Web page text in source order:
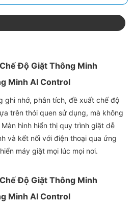
Độ Giặt Thông Minh
Minh AI Control
ghi nhớ, phân tích, đề xuất chế độ
trên thói quen sử dụng, mà không
hình hiển thị quy trình giặt dễ
và kết nối với điện thoại qua ứng
máy giặt mọi lúc mọi nơi.
Độ Giặt Thông Minh
Minh AI Control